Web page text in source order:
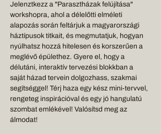
Jelenztkezz a "Parasztházak felújítása"
workshopra, ahol a délelőtti elméleti
alapozás során feltárjuk a magyarországi
háztípusok titkait, és megmutatjuk, hogyan
nyúlhatsz hozzá hitelesen és korszerűen a
meglévő épülethez. Gyere el, hogy a
délutáni, interaktív tervezési blokkban a
saját házad tervein dolgozhass, szakmai
segítséggel! Térj haza egy kész mini-tervvel,
rengeteg inspirációval és egy jó hangulatú
szombat emlékével! Valósítsd meg az
álmodat!